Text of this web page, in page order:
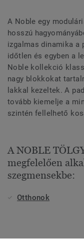
A Noble egy
hosszú
izgalmas dinamika a
időtlen és egyben a
Noble kollekció
nagy blokkokat
lakkal kezeltek. A
tovább kiemelje a
szintén fellelhető
A NOBLE
megfelelően
szegmensekbe:
Otthonok